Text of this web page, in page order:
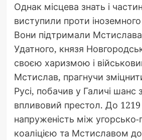
Однак місцева знать і
виступили проти
Вони підтримали
Удатного, князя
своєю харизмою і
Мстислав, прагнучи
Русі, побачив у Галичі шанс
впливовий престол. До
напруженість між
коаліцією та Мстиславом